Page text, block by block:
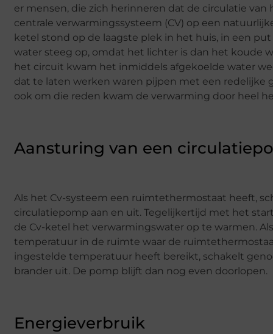
er mensen, die zich herinneren dat de circulatie
centrale verwarmingssysteem (CV) op een
ketel stond op de laagste plek in het huis, in een
water steeg op, omdat het lichter is dan het koude
het circuit kwam het inmiddels afgekoelde water
dat te laten werken waren pijpen met een redelijke
ook om die reden kwam de verwarming door heel
Aansturing van een
Als het Cv-systeem een ruimtethermostaat heeft,
circulatiepomp aan en uit. Tegelijkertijd met het
de Cv-ketel het verwarmingswater op te warmen.
temperatuur in de ruimte waar de
ingestelde temperatuur heeft bereikt, schakelt
brander uit. De pomp blijft dan nog even doorlopen.
Energieverbruik